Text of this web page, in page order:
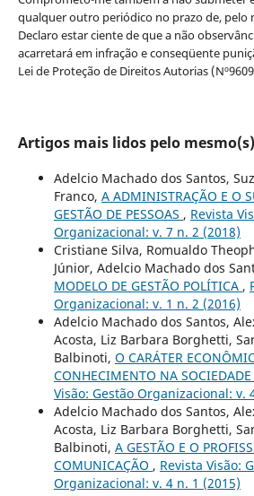
qualquer outro periódico no prazo de, pelo
Declaro estar ciente de que a não
acarretará em infração e conseqüente
Lei de Proteção de Direitos Autorias
Artigos mais lidos pelo
Adelcio Machado dos Santos,
Franco, A ADMINISTRAÇÃO E O
GESTÃO DE PESSOAS , Revista
Organizacional: v. 7 n. 2 (2018)
Cristiane Silva, Romualdo
Júnior, Adelcio Machado dos
MODELO DE GESTÃO POLÍTICA ,
Organizacional: v. 1 n. 2 (2016)
Adelcio Machado dos Santos,
Acosta, Liz Barbara Borghetti,
Balbinoti, O CARÁTER
CONHECIMENTO NA
Visão: Gestão Organizacional: v.
Adelcio Machado dos Santos,
Acosta, Liz Barbara Borghetti,
Balbinoti, A GESTÃO E O
COMUNICAÇÃO , Revista Visão:
Organizacional: v. 4 n. 1 (2015)